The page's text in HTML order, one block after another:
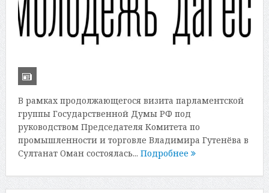
В рамках продолжающегося визита парламентской
группы Государственной Думы РФ под
руководством Председателя Комитета по
промышленности и торговле Владимира Гутенёва в
Султанат Оман состоялась... Подробнее